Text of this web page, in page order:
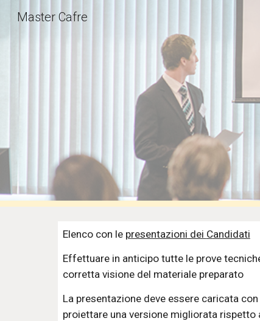
Master Cafre
Elenco con le presentazioni dei Candidati
Effettuare in anticipo tutte le prove
corretta visione del materiale preparato
La presentazione deve essere caricata
proiettare una versione migliorata